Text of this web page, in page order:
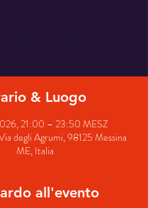
& Luogo
21:00 – 23:50 MESZ
degli Agrumi, 98125 Messina
ME, Italia
all'evento